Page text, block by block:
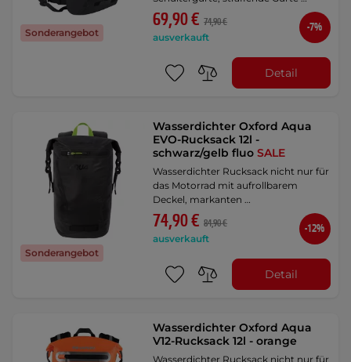
Sonderangebot
69,90 € 74,90 €
ausverkauft
-7%
Detail
Sonderangebot
Wasserdichter Oxford Aqua
EVO-Rucksack 12l -
schwarz/gelb fluoSALE
Wasserdichter Rucksack nicht nur für
das Motorrad mit aufrollbarem
Deckel, markanten …
74,90 € 84,90 €
ausverkauft
-12%
Detail
Wasserdichter Oxford Aqua
V12-Rucksack 12l - orange
Wasserdichter Rucksack nicht nur für